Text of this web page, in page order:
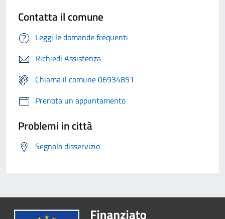
Contatta il comune
Leggi le domande frequenti
Richiedi Assistenza
Chiama il comune 06934851
Prenota un appuntamento
Problemi in città
Segnala disservizio